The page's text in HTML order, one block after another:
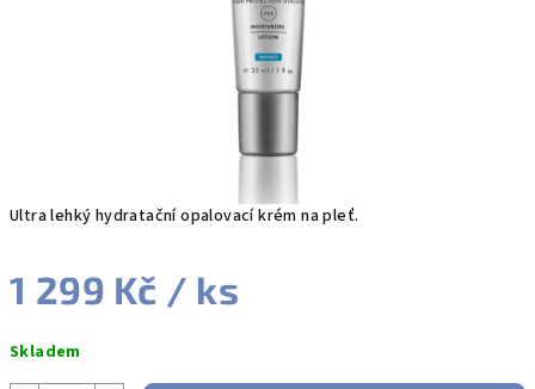
Ultra lehký hydratační opalovací krém na pleť.
1 299 Kč / ks
cena:
Skladem